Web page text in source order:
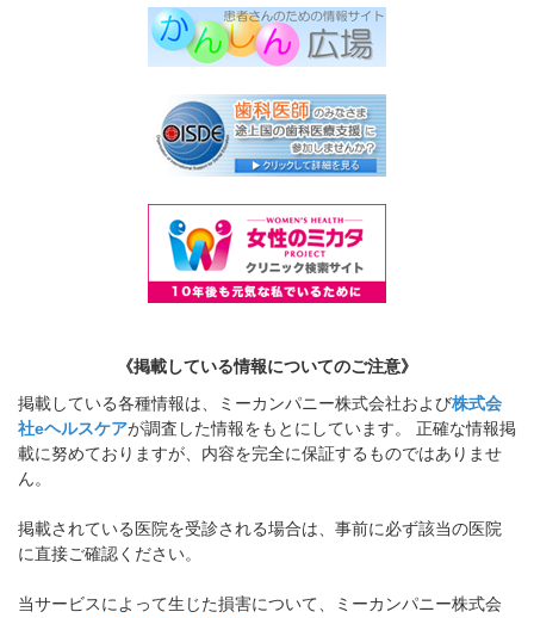
《掲載している情報についてのご注意》
掲載している各種情報は、ミーカンパニー株式会社および株式会
社eヘルスケアが調査した情報をもとにしています。 正確な情報掲
載に努めておりますが、内容を完全に保証するものではありませ
ん。
掲載されている医院を受診される場合は、事前に必ず該当の医院
に直接ご確認ください。
当サービスによって生じた損害について、ミーカンパニー株式会